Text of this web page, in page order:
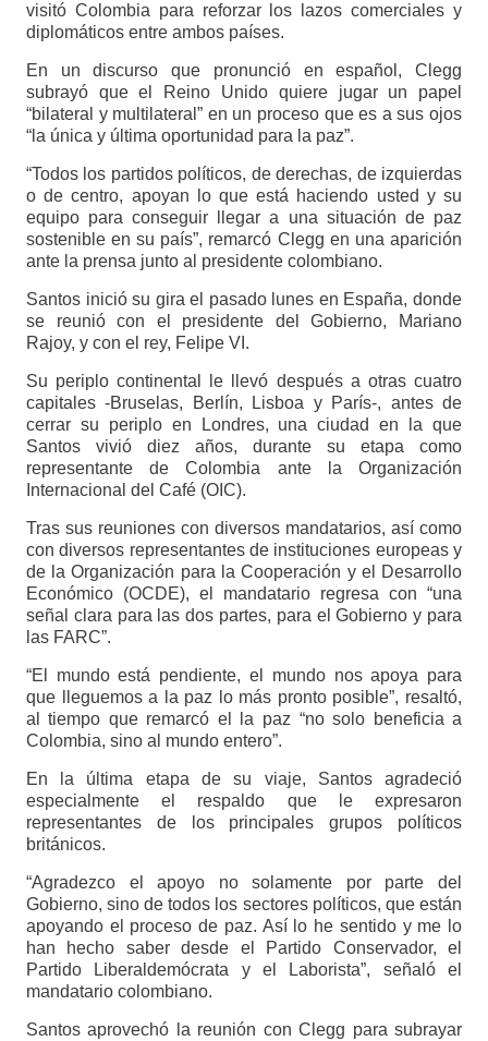
visitó Colombia para reforzar los lazos comerciales y
diplomáticos entre ambos países.
En un discurso que pronunció en español, Clegg
subrayó que el Reino Unido quiere jugar un papel
“bilateral y multilateral” en un proceso que es a sus ojos
“la única y última oportunidad para la paz”.
“Todos los partidos políticos, de derechas, de izquierdas
o de centro, apoyan lo que está haciendo usted y su
equipo para conseguir llegar a una situación de paz
sostenible en su país”, remarcó Clegg en una aparición
ante la prensa junto al presidente colombiano.
Santos inició su gira el pasado lunes en España, donde
se reunió con el presidente del Gobierno, Mariano
Rajoy, y con el rey, Felipe VI.
Su periplo continental le llevó después a otras cuatro
capitales -Bruselas, Berlín, Lisboa y París-, antes de
cerrar su periplo en Londres, una ciudad en la que
Santos vivió diez años, durante su etapa como
representante de Colombia ante la Organización
Internacional del Café (OIC).
Tras sus reuniones con diversos mandatarios, así como
con diversos representantes de instituciones europeas y
de la Organización para la Cooperación y el Desarrollo
Económico (OCDE), el mandatario regresa con “una
señal clara para las dos partes, para el Gobierno y para
las FARC”.
“El mundo está pendiente, el mundo nos apoya para
que lleguemos a la paz lo más pronto posible”, resaltó,
al tiempo que remarcó el la paz “no solo beneficia a
Colombia, sino al mundo entero”.
En la última etapa de su viaje, Santos agradeció
especialmente el respaldo que le expresaron
representantes de los principales grupos políticos
británicos.
“Agradezco el apoyo no solamente por parte del
Gobierno, sino de todos los sectores políticos, que están
apoyando el proceso de paz. Así lo he sentido y me lo
han hecho saber desde el Partido Conservador, el
Partido Liberaldemócrata y el Laborista”, señaló el
mandatario colombiano.
Santos aprovechó la reunión con Clegg para subrayar